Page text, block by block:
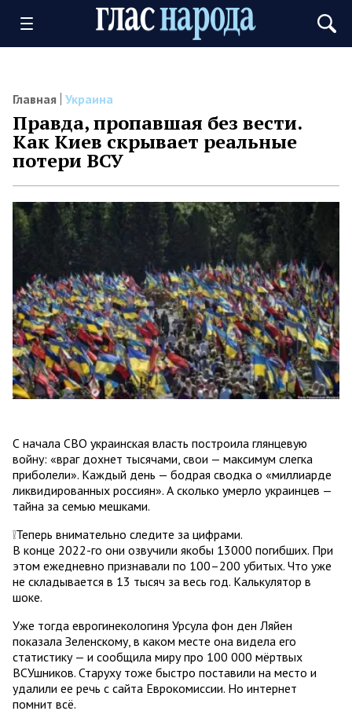
Главная Украина
Правда, пропавшая без вести.
Как Киев скрывает реальные
потери ВСУ
С начала СВО украинская власть построила глянцевую
войну: «враг дохнет тысячами, свои — максимум слегка
приболели». Каждый день — бодрая сводка о «миллиарде
ликвидированных россиян». А сколько умерло украинцев —
тайна за семью мешками.
❕Теперь внимательно следите за цифрами.
В конце 2022-го они озвучили якобы 13000 погибших. При
этом ежедневно признавали по 100–200 убитых. Что уже
не складывается в 13 тысяч за весь год. Калькулятор в
шоке.
Уже тогда еврогинекологиня Урсула фон ден Ляйен
показала Зеленскому, в каком месте она видела его
статистику — и сообщила миру про 100 000 мёртвых
ВСУшников. Старуху тоже быстро поставили на место и
удалили ее речь с сайта Еврокомиссии. Но интернет
помнит всё.